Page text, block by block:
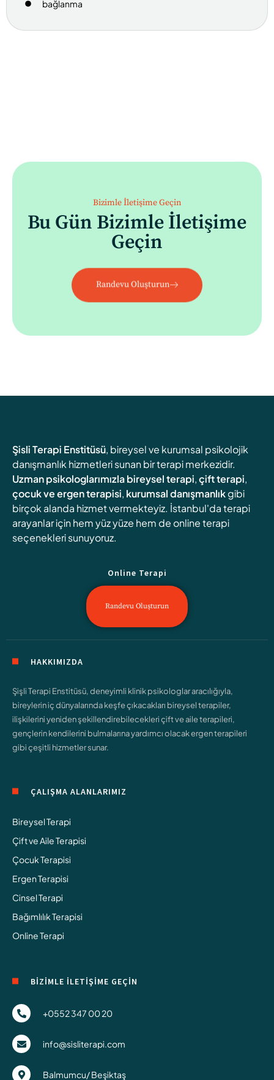
bağlanma
Bizimle İletişime Geçin
Bu Gün Bizimle İletişime
Geçin
Randevu Oluşturun
Şisli Terapi Enstitüsü, bireysel ve kurumsal psikolojik
danışmanlık hizmetleri sunan bir terapi merkezidir.
Uzman psikologlarımızlabireysel terapi,çift terapi,
çocuk ve ergen terapisi, kurumsal danışmanlıkgibi
birçok alanda hizmet vermekteyiz. İstanbul'da terapi
arayanlar için hem yüz yüze hem de online terapi
seçenekleri sunuyoruz.
Online Terapi
Randevu Oluşturun
HAKKIMIZDA
Şişli Terapi Enstitüsü, deneyimli klinik psikologlar aracılığıyla,
bireylerin iç dünyalarında keşfe çıkacakları bireysel terapiler,
ilişkilerini yeniden şekillendirebilecekleri çift ve aile terapileri,
gençlerin kendilerini bulmalarına yardımcı olacak ergen terapileri
gibi çeşitli hizmetler sunar.
ÇALIŞMA ALANLARIMIZ
Bireysel Terapi
Çift ve Aile Terapisi
Çocuk Terapisi
Ergen Terapisi
Cinsel Terapi
Bağımlılık Terapisi
Online Terapi
BİZİMLE İLETİŞİME GEÇİN
+0552 347 00 20
info@sisliterapi.com
Balmumcu/ Beşiktaş